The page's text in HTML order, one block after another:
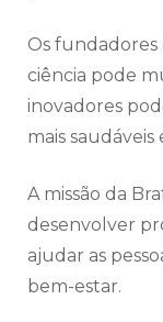
Os fundadores
ciência pode
inovadores
mais
A missão da
desenvolver
ajudar as
bem-estar.